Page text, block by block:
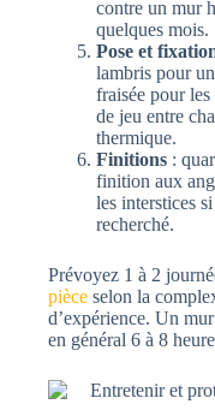
contre un mur
quelques mois.
Pose et
lambris pour
fraisée pour
de jeu entre
thermique.
Finitions :
finition aux
les interstices
recherché.
Prévoyez 1 à 2
pièce selon la
d’expérience. Un
en général 6 à 8